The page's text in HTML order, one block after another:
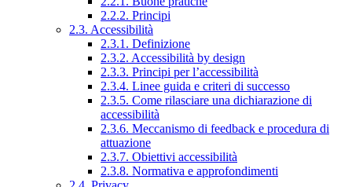
2.2.2. Principi
2.3. Accessibilità
2.3.1. Definizione
2.3.2. Accessibilità by design
2.3.3. Principi per l’accessibilità
2.3.4. Linee guida e criteri di successo
2.3.5. Come rilasciare una dichiarazione di
accessibilità
2.3.6. Meccanismo di feedback e procedura di
attuazione
2.3.7. Obiettivi accessibilità
2.3.8. Normativa e approfondimenti